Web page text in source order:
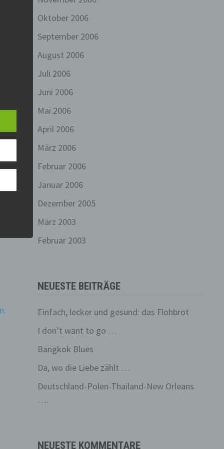
Oktober 2006
September 2006
August 2006
Juli 2006
Juni 2006
Mai 2006
April 2006
März 2006
Februar 2006
Januar 2006
Dezember 2005
März 2003
Februar 2003
NEUESTE BEITRÄGE
Einfach, lecker und gesund: das Flohbrot
I don’t want to go …
Bangkok Blues
Da, wo die Liebe zählt …
Deutschland-Polen-Thailand-New Orleans
….
NEUESTE KOMMENTARE